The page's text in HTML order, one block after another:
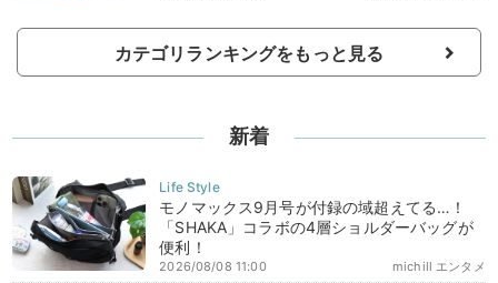
カテゴリランキングをもっと見る
新着
モノマックス9月号が付録の域超えてる…！
「SHAKA」コラボの4層ショルダーバッグが
便利！
michill エンタメ
2026/08/08 11:00